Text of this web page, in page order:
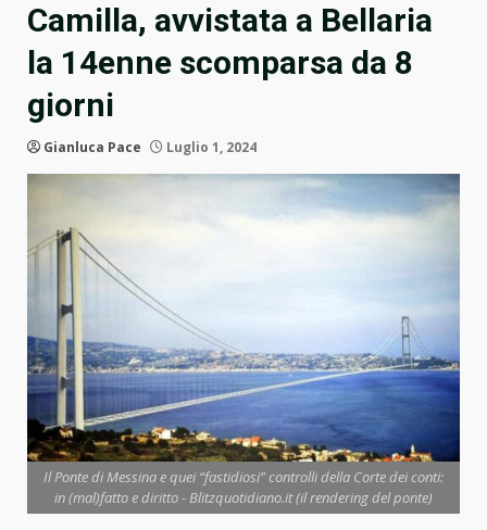
Camilla, avvistata a Bellaria
la 14enne scomparsa da 8
giorni
Gianluca Pace Luglio 1, 2024
Il Ponte di Messina e quei “fastidiosi” controlli della Corte dei conti:
in (mal)fatto e diritto - Blitzquotidiano.it (il rendering del ponte)